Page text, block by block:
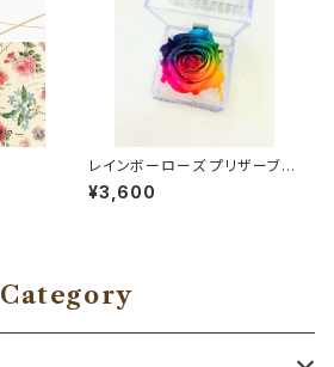
レインボーローズ プリザーブド
フラワー クリアキューブ 枯れな
いお花 レインボー 誕生日 フラ
¥3,600
Category